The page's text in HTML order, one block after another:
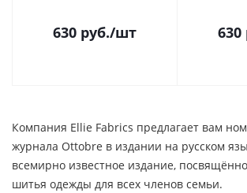
630 руб./шт 630
Компания Ellie Fabrics предлагает вам
журнала Ottobre в издании на русском
всемирно известное издание,
шитья одежды для всех членов семьи.